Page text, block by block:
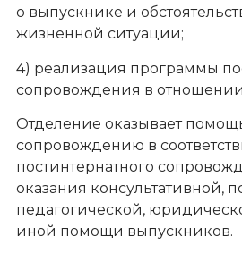
о выпускнике и
жизненной ситуации;
4) реализация программы
сопровождения в
Отделение оказывает
сопровождению в
постинтернатного
оказания консультативной,
педагогической,
иной помощи выпускников.